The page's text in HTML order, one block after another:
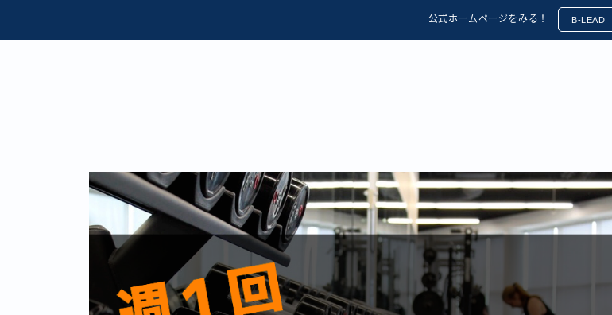
公式ホームページをみる！ B-LEAD